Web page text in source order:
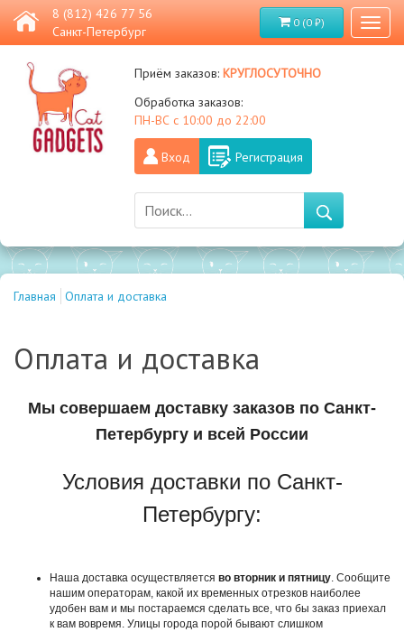
8 (812) 426 77 56
Санкт-Петербург
0 (0 ₽)
Приём заказов:круглосуточно
Обработка заказов:
ПН-ВС с 10:00 до 22:00
Вход Регистрация
Главная Оплата и доставка
Оплата и доставка
Мы совершаем доставку заказов по Санкт-
Петербургу и всей России
Условия доставки по Санкт-
Петербургу:
Наша доставка осуществляется во вторник и пятницу. Сообщите
нашим операторам, какой их временных отрезков наиболее
удобен вам и мы постараемся сделать все, что бы заказ приехал
к вам вовремя. Улицы города порой бывают слишком